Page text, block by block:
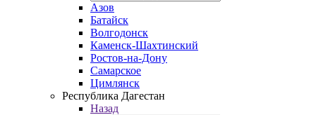
Азов
Батайск
Волгодонск
Каменск-Шахтинский
Ростов-на-Дону
Самарское
Цимлянск
Республика Дагестан
Назад